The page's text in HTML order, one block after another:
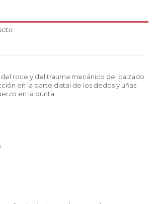
roce y del trauma mecánico del calzado.
en la parte distal de los dedos y uñas
en la punta.